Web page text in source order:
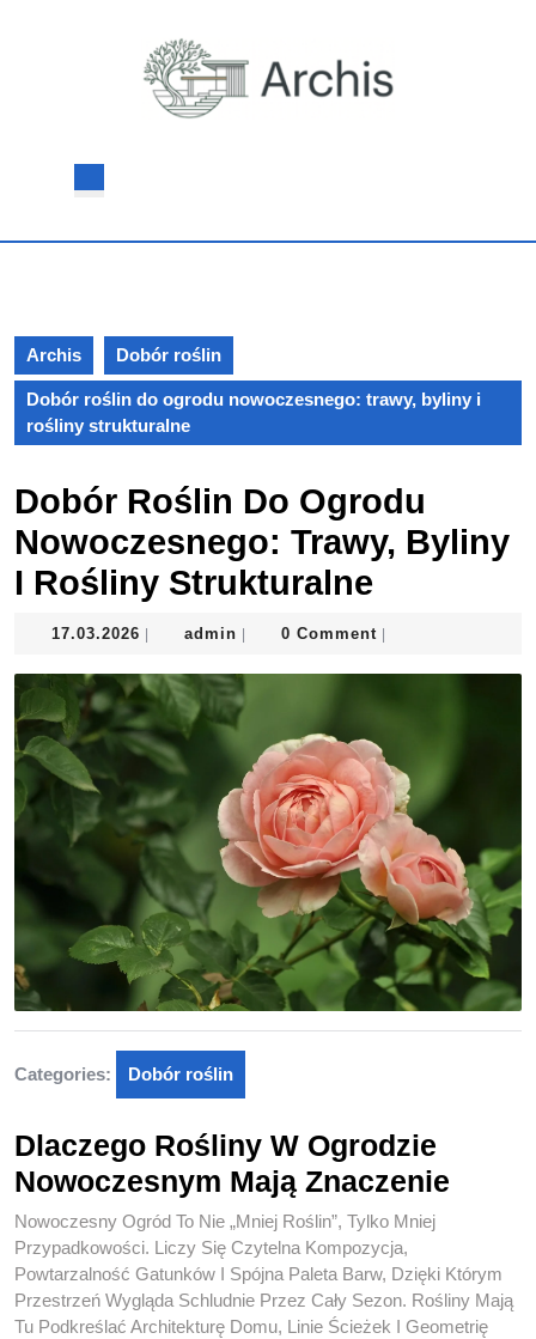
Archis Dobór roślin
Dobór roślin do ogrodu nowoczesnego: trawy, byliny i
rośliny strukturalne
Dobór Roślin Do Ogrodu
Nowoczesnego: Trawy, Byliny
I Rośliny Strukturalne
17.03.2026 17.03.2026
admin admin0 Comment
Categories: Dobór roślin
Dlaczego Rośliny W Ogrodzie
Nowoczesnym Mają Znaczenie
Nowoczesny Ogród To Nie „mniej Roślin”, Tylko Mniej
Przypadkowości. Liczy Się Czytelna Kompozycja,
Powtarzalność Gatunków I Spójna Paleta Barw, Dzięki Którym
Przestrzeń Wygląda Schludnie Przez Cały Sezon. Rośliny Mają
Tu Podkreślać Architekturę Domu, Linie Ścieżek I Geometrię